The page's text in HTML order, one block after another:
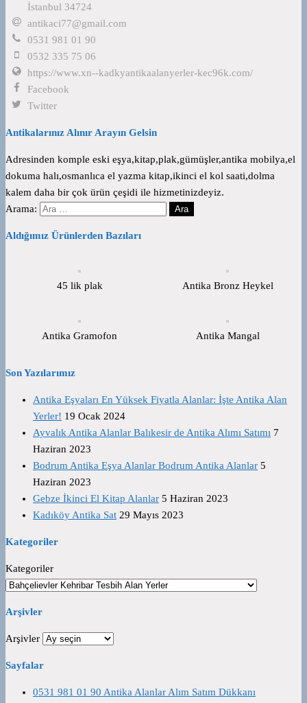
İstanbul 34724
antikaci77@gmail.com
0531 981 01 90
0532 335 75 06
https://www.xn--kadkyantikaalanyerler-kec96k.com/
Facebook
Twitter
Antikalarınız Alınır Arayın Gelsin
Adresinden komple eski eşya,kitap,plak,gümüşler,antika mobilya,el
dokuma halı,osmanlıca el yazma kitap,ikinci el kol saati,dolma
kalem daha bir çok ürün çeşidi ile hizmetinizdeyiz.
Arama:
Aldığımız Ürünlerden Bazıları
45 lik plak Antika Bronz Heykel
Antika Gramofon Antika Mangal
Son Yazılarımız
Antika Eşyaları En Yüksek Fiyatla Alanlar: İşte Antika Alan
Yerler! 19 Ocak 2024
Ayvalık Antika Alanlar Balıkesir de Antika Alımı Satımı 7
Haziran 2023
Bodrum Antika Eşya Alanlar Bodrum Antika Alanlar 5
Haziran 2023
Gebze İkinci El Kitap Alanlar 5 Haziran 2023
Kadıköy Antika Sat 29 Mayıs 2023
Kategoriler
Kategoriler
Arşivler
Arşivler
Sayfalar
0531 981 01 90 Antika Alanlar Alım Satım Dükkanı